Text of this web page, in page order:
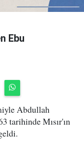
Ebu
Abdullah
tarihinde Mısır'ın